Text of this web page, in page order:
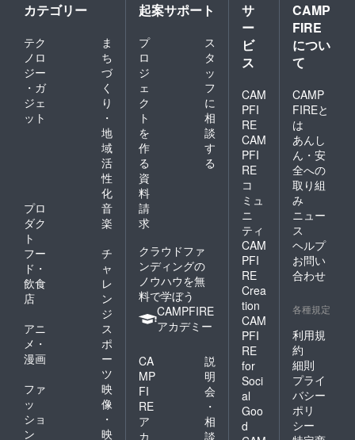
カテゴリー
テク
ノロ
ジー
・ガ
ジェ
ット
ま
ち
づ
く
り
・
地
域
活
性
化
プロ
ダク
ト
音
楽
フー
ド・
飲食
店
チ
ャ
レ
ン
ジ
アニ
メ・
漫画
ス
ポ
ー
ツ
ファ
ッ
ショ
ン
映
像
・
映
起案サポート
プ
ロ
ジ
ェ
ク
ト
を
作
る
ス
タ
ッ
フ
に
相
談
す
る
資
料
請
求
クラウドファ
ンディングの
ノウハウを無
料で学ぼう
CAMPFIRE
アカデミー
CA
MP
FI
RE
ア
カ
説
明
会
・
相
談
サ
ー
ビ
ス
CAM
PFI
RE
CAM
PFI
RE
コ
ミュ
ニ
ティ
CAM
PFI
RE
Crea
tion
CAM
PFI
RE
for
Soci
al
Goo
d
CAMP
FIRE
につい
て
CAMP
FIREと
は
あんし
ん・安
全への
取り組
み
ニュー
ス
ヘルプ
お問い
合わせ
各種規定
利用規
約
細則
プライ
バシー
ポリ
シー